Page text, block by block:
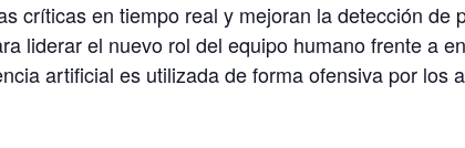
críticas en tiempo real y mejoran la detección de
liderar el nuevo rol del equipo humano frente a
artificial es utilizada de forma ofensiva por los